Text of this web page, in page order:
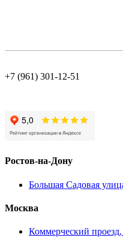
+7 (961) 301-12-51
Ростов-на-Дону
Большая Садовая
Москва
Коммерческий